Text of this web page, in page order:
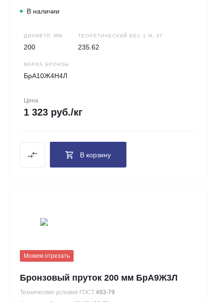
В наличии
ДИАМЕТР, ММ
200
ТЕОРЕТИЧЕСКИЙ ВЕС 1 М, КГ
235.62
МАРКА БРОНЗЫ
БрА10Ж4Н4Л
Цена
1 323 руб./кг
В корзину
Можем отрезать
Бронзовый пруток 200 мм БрА9Ж3Л
Технические условия ГОСТ 493-79